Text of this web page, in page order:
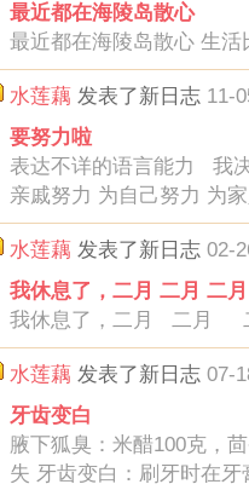
最近都在海陵岛散心
最近都在海陵岛散心 生
水莲藕 发表了新日志 11-
要努力啦
表达不详的语言能力 我
亲戚努力 为自己努力 为
水莲藕 发表了新日志 02-
我休息了，二月 二月 二月
我休息了，二月 二
水莲藕 发表了新日志 07-
牙齿变白
腋下狐臭：米醋100克，
失 牙齿变白：刷牙时在